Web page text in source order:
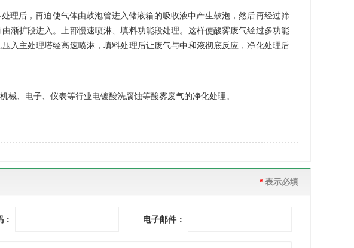
理后，再迫使气体由鼓泡管进入储液箱的吸收液中产生鼓泡，然后再经过筛
渐扩段进入。上部慢速喷淋、填料功能段处理。这样使酸雾废气经过多功能
入主处理塔经高速喷淋，填料处理后让废气与中和液彻底反应，净化处理后
、电子、仪表等行业电镀酸洗腐蚀等酸雾废气的净化处理。
*表示必填
电子邮件：